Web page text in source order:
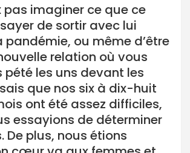
pas imaginer ce que ce
de sortir avec lui
ou même d’être
relation où vous
pété les uns devant les
que nos six à dix-huit
ont été assez difficiles,
essayions de déterminer
De plus, nous étions